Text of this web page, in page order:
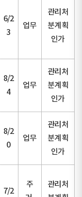
6/2
3
업무
관리처
분계획
인가
8/2
4
업무
관리처
분계획
인가
8/2
0
업무
관리처
분계획
인가
7/2
주
관리처